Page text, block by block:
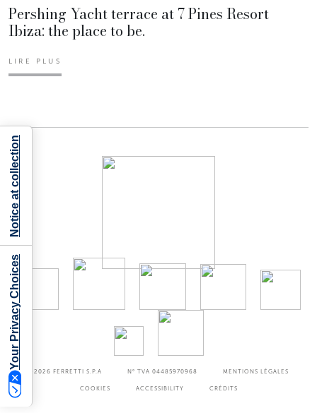
Pershing Yacht terrace at 7 Pines Resort
Ibiza: the place to be.
LIRE PLUS
©2026 FERRETTI S.P.A N° TVA 04485970968 MENTIONS LÉGALES
COOKIES ACCESSIBILITY CRÉDITS
Your Privacy Choices
Notice at collection